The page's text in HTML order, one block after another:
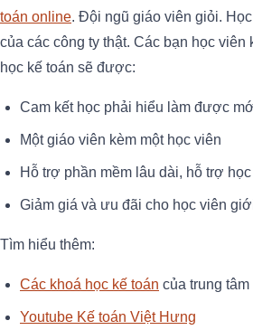
toán online. Đội ngũ giáo viên giỏi.
của các công ty thật. Các bạn học viên
học kế toán sẽ được:
Cam kết học phải hiểu làm được
Một giáo viên kèm một học viên
Hỗ trợ phần mềm lâu dài, hỗ trợ
Giảm giá và ưu đãi cho học viên
Tìm hiểu thêm:
Các khoá học kế toán của trung
Youtube Kế toán Việt Hưng